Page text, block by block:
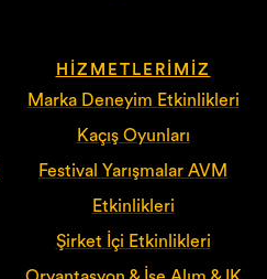
HIZMETLERIMIZ
Marka Deneyim Etkinlikleri
Kaçış Oyunları
Festival Yarışmalar AVM
Etkinlikleri
Şirket İçi Etkinlikleri